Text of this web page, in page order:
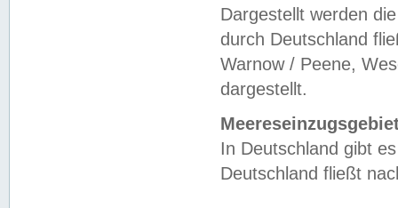
Dargestellt werden
durch Deutschland
Warnow / Peene,
dargestellt.
In Deutschland gibt
Deutschland fließt